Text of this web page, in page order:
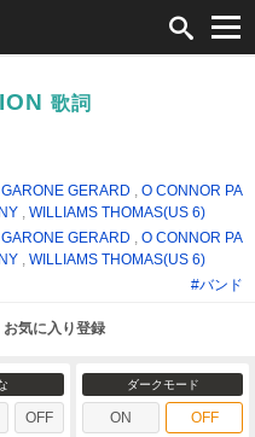
歌詞
GARONE GERARD , O CONNOR PA
, WILLIAMS THOMAS(US 6)
GARONE GERARD , O CONNOR PA
, WILLIAMS THOMAS(US 6)
#バンド
お気に入り登録
OFF
ダークモード
ON OFF